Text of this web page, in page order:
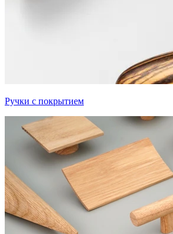
Ручки с покрытием